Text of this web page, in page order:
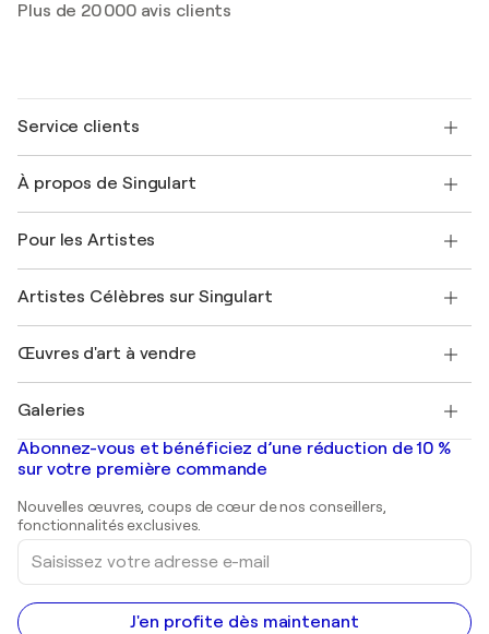
Plus de 20 000 avis clients
Service clients
Expédition
Offrir une carte cadeau
Rejoignez notre programme commercial
Mon compte
+33 1 76 44 06 42
À propos de Singulart
FAQ
Magazine Singulart
Emplois
Découvrez une sélection d'art original
Pour les Artistes
Se connecter en tant qu'Artiste
Artistes Célèbres sur Singulart
Marc Chagall
Banksy
Mr. Brainwash
Shepard Fairey
Œuvres d'art à vendre
Tableaux abstraits à vendre
Peintures de paysage
Estampes
Peintures acryliques
Galeries
Galeries d'art en France
Galeries d'art en Belgique
Abonnez-vous et bénéficiez d’une réduction de 10 %
sur votre première commande
Nouvelles œuvres, coups de cœur de nos conseillers,
fonctionnalités exclusives.
Saisissez
votre
adresse
e-
mail
J'en profite dès maintenant